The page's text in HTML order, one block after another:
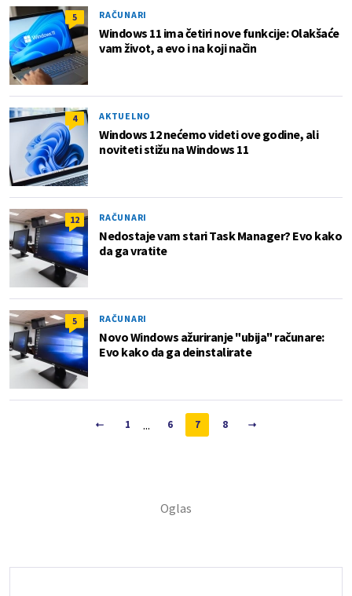
5 RAČUNARI
Windows 11 ima četiri nove funkcije: Olakšaće
vam život, a evo i na koji način
4 AKTUELNO
Windows 12 nećemo videti ove godine, ali
noviteti stižu na Windows 11
12 RAČUNARI
Nedostaje vam stari Task Manager? Evo kako
da ga vratite
5 RAČUNARI
Novo Windows ažuriranje "ubija" računare:
Evo kako da ga deinstalirate
1 ... 6 7 8